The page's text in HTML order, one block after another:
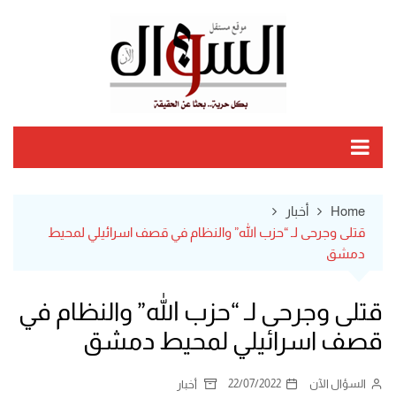
Home
أخبار
قتلى وجرحى لـ “حزب الله” والنظام في قصف اسرائيلي لمحيط
دمشق
قتلى وجرحى لـ “حزب الله” والنظام في
قصف اسرائيلي لمحيط دمشق
السؤال الآن 22/07/2022 أخبار